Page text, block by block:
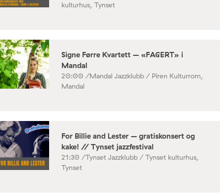
kulturhus, Tynset
Signe Førre Kvartett – «FAGERT» i
Mandal
20:00 /Mandal Jazzklubb / Piren Kulturrom,
Mandal
For Billie and Lester – gratiskonsert og
kake! // Tynset jazzfestival
21:30 /Tynset Jazzklubb / Tynset kulturhus,
Tynset